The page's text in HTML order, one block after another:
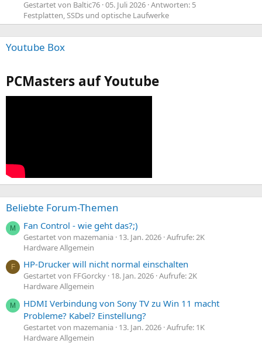
Gestartet von Baltic76 05. Juli 2026 Antworten: 5
Festplatten, SSDs und optische Laufwerke
Youtube Box
PCMasters auf Youtube
Beliebte Forum-Themen
M Fan Control - wie geht das?;)
Gestartet von mazemania 13. Jan. 2026 Aufrufe: 2K
Hardware Allgemein
F HP-Drucker will nicht normal einschalten
Gestartet von FFGorcky 18. Jan. 2026 Aufrufe: 2K
Hardware Allgemein
M
HDMI Verbindung von Sony TV zu Win 11 macht
Probleme? Kabel? Einstellung?
Gestartet von mazemania 13. Jan. 2026 Aufrufe: 1K
Hardware Allgemein